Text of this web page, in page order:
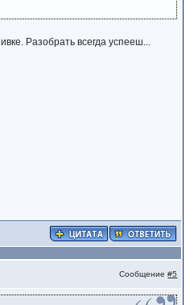
Разобрать всегда успееш...
Сообщение#5